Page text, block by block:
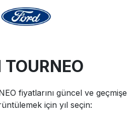
TOURNEO
fiyatlarını güncel ve geçmişe
için yıl seçin: